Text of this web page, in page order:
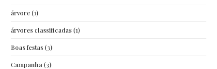
árvore (1)
árvores classificadas (1)
Boas festas (3)
Campanha (3)